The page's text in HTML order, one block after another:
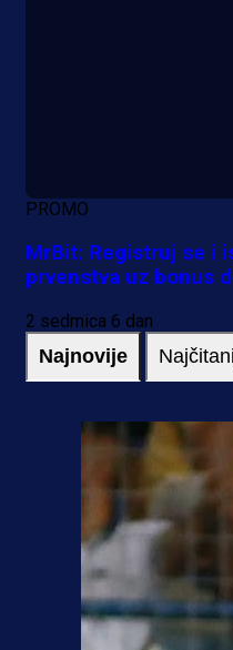
PROMO
MrBit: Registruj se i
prvenstva uz bonus
2 sedmica 6 dan
Najnovije